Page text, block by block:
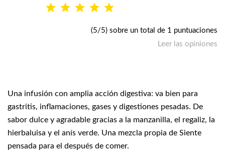
(5/5) sobre un total de 1 puntuaciones
Leer las opiniones
Una infusión con amplia acción digestiva: va bien para
gastritis, inflamaciones, gases y digestiones pesadas. De
sabor dulce y agradable gracias a la manzanilla, el regaliz, la
hierbaluisa y el anís verde. Una mezcla propia de Siente
pensada para el después de comer.